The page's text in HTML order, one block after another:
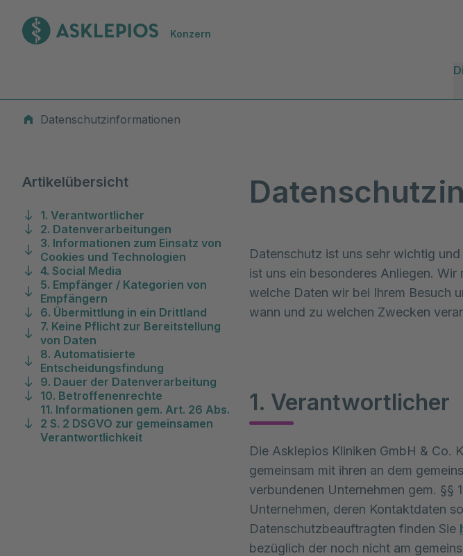
Konzern
Datenschutzinformationen
Artikelübersicht
1. Verantwortlicher
2. Datenverarbeitungen
3. Informationen zum Einsatz von
Cookies und Technologien
4. Social Media
5. Empfänger / Kategorien von
Empfängern
6. Übermittlung in ein Drittland
7. Keine Pflicht zur Bereitstellung
von Daten
8. Automatisierte
Entscheidungsfindung
9. Dauer der Datenverarbeitung
10. Betroffenenrechte
11. Informationen gem. Art. 26 Abs.
2 S. 2 DSGVO zur gemeinsamen
Verantwortlichkeit
Datenschutz ist uns sehr wichtig
ist uns ein besonderes Anliegen.
welche Daten wir bei Ihrem Besuch
wann und zu welchen Zwecken
1. Verantwortlicher
Die Asklepios Kliniken GmbH & Co.
gemeinsam mit ihren an dem
verbundenen Unternehmen gem.
Unternehmen, deren Kontaktdaten
Datenschutzbeauftragten finden Sie
bezüglich der noch nicht am